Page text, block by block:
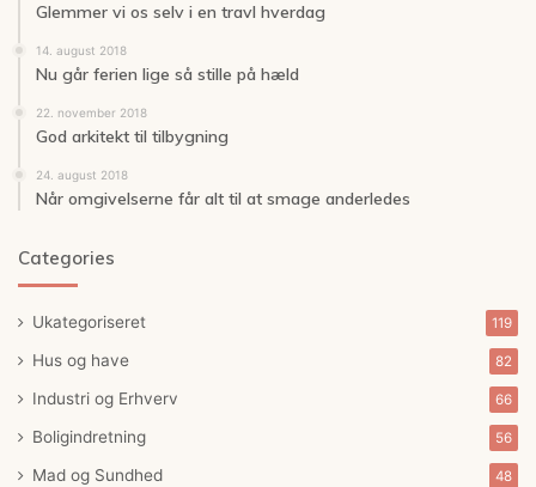
Glemmer vi os selv i en travl hverdag
14. august 2018
Nu går ferien lige så stille på hæld
22. november 2018
God arkitekt til tilbygning
24. august 2018
Når omgivelserne får alt til at smage anderledes
Categories
Ukategoriseret 119
Hus og have 82
Industri og Erhverv 66
Boligindretning 56
Mad og Sundhed 48